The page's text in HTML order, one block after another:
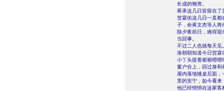
长成的物资。
蒋承这几日皆留在了
贺霖佑这几日一直都
子，命蒋文杰等人将
除夕夜前日，难得迎
当回事。
不过二人也就每天见
洛朝朝知道今日贺霖
小丫头提着裙裾噔噔
窗户合上，回过身和
屋内落地矮桌后面，
里的安宁，如今看来
他已经悄悄在这家客